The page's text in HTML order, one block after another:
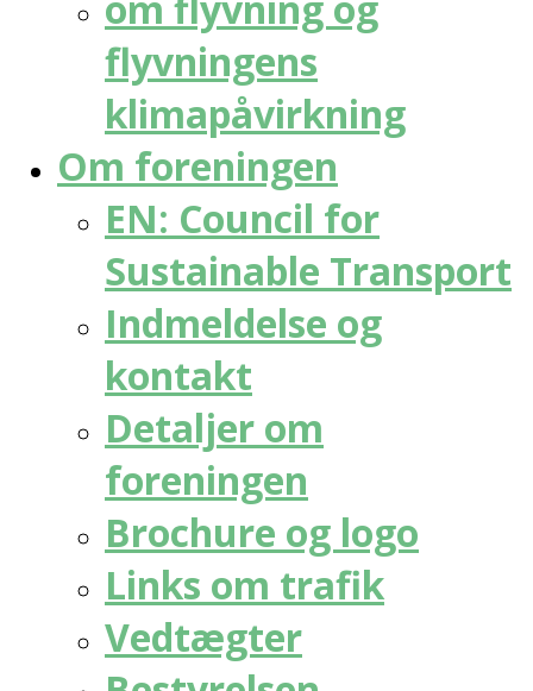
flyvningens
klimapåvirkning
Om foreningen
EN: Council for
Sustainable Transport
Indmeldelse og
kontakt
Detaljer om
foreningen
Brochure og logo
Links om trafik
Vedtægter